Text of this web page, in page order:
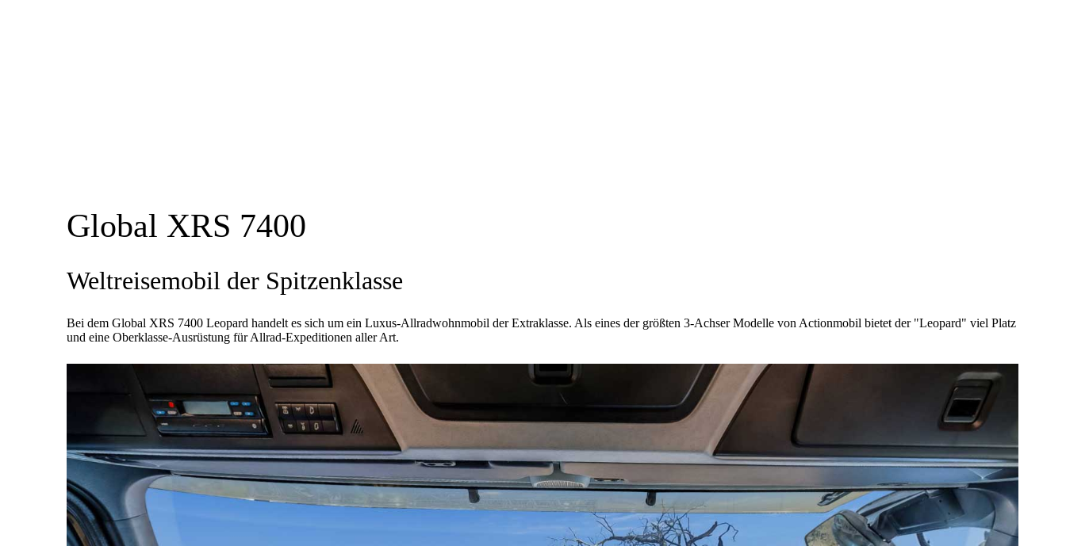
Global XRS 7400
Weltreisemobil der Spitzenklasse
Bei dem Global XRS 7400 Leopard handelt es sich um ein Luxus-Allradwohnmobil der Extraklasse. Als eines der größten 3-Achser Modelle von Actionmobil bietet der "Leopard" viel Platz
und eine Oberklasse-Ausrüstung für Allrad-Expeditionen aller Art.